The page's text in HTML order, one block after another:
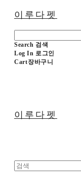
이루다펫
Search 검색
Log In 로그인
Cart장바구니
이루다펫